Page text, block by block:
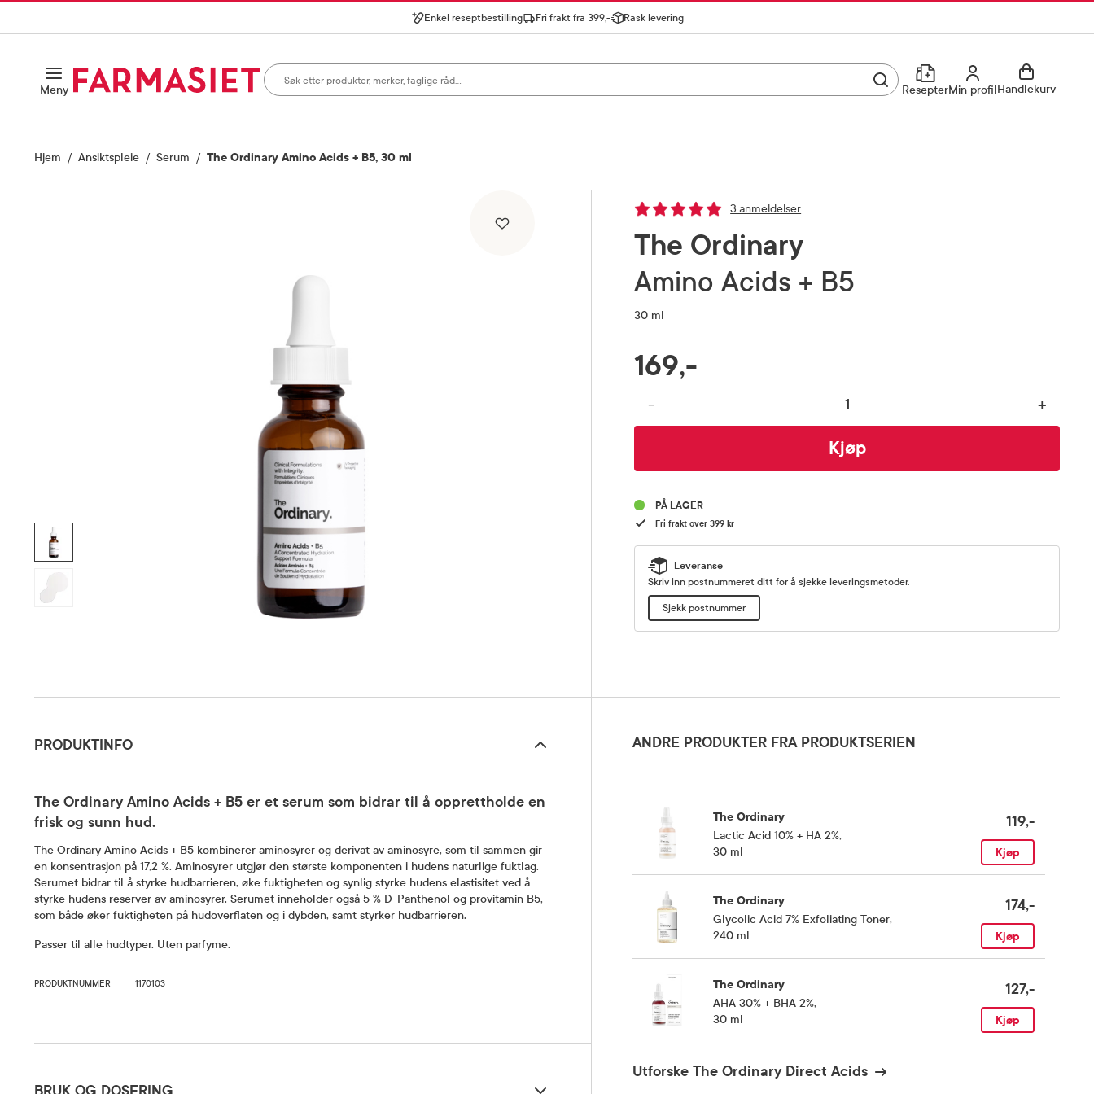
Enkel reseptbestilling Fri frakt fra 399,- Rask levering
INNHOLD
MenyÅpne
Søk i apotek
Utfør søkResepterMin profilMin profilHandlekurv
Hjem Ansiktspleie Serum The Ordinary Amino Acids + B5, 30 ml
3 anmeldelser
The Ordinary
Amino Acids + B5
30 ml
RABATTPROSENT
169,-
- +
Kjøp
PÅ LAGER
Fri frakt over 399 kr
Leveranse
Skriv inn postnummeret ditt for å sjekke leveringsmetoder.
Sjekk postnummer
PRODUKTINFO
The Ordinary Amino Acids + B5 er et serum som bidrar til å opprettholde en
frisk og sunn hud.
The Ordinary Amino Acids + B5 kombinerer aminosyrer og derivat av aminosyre, som til sammen gir
en konsentrasjon på 17,2 %. Aminosyrer utgjør den største komponenten i hudens naturlige fuktlag.
Serumet bidrar til å styrke hudbarrieren, øke fuktigheten og synlig styrke hudens elastisitet ved å
styrke hudens reserver av aminosyrer. Serumet inneholder også 5 % D-Panthenol og provitamin B5,
som både øker fuktigheten på hudoverflaten og i dybden, samt styrker hudbarrieren.
Passer til alle hudtyper. Uten parfyme.
PRODUKTNUMMER 1170103
ANDRE PRODUKTER FRA PRODUKTSERIEN
The Ordinary
Lactic Acid 10% + HA 2%,
30 ml
119,-
Kjøp
The Ordinary
Glycolic Acid 7% Exfoliating Toner,
240 ml
174,-
Kjøp
The Ordinary
AHA 30% + BHA 2%,
30 ml
127,-
Kjøp
Utforske The Ordinary Direct Acids